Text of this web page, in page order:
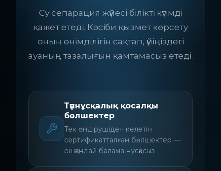
Су сепарация жүйесі білікті күтімді
қажет етеді. Кәсіби қызмет көрсету
оның өнімділігін сақтап, үйіңіздегі
ауаның тазалығын қамтамасыз етеді.
Түпнұсқалық қосалқы
бөлшектер
Тек өндірушіден келетін
сертификатталған бөлшектер —
ешқандай балама нұсқасыз